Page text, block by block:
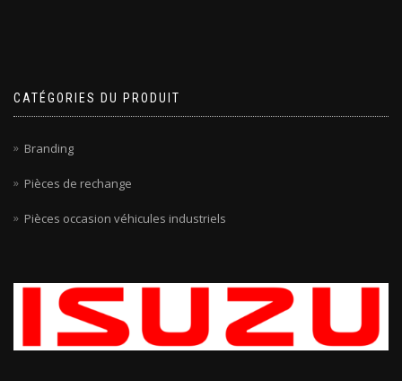
CATÉGORIES DU PRODUIT
Branding
Pièces de rechange
Pièces occasion véhicules industriels